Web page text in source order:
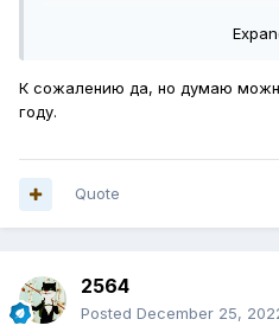
одни достижения. А жаль, так
рождественскому ивенту
штатно. Только вот
Наверное.
И напоследок, в качестве
куче водоемов разбросал,
декорированная подводная
К сожалению да, но думаю
году.
Quote
2564
Posted December 25,